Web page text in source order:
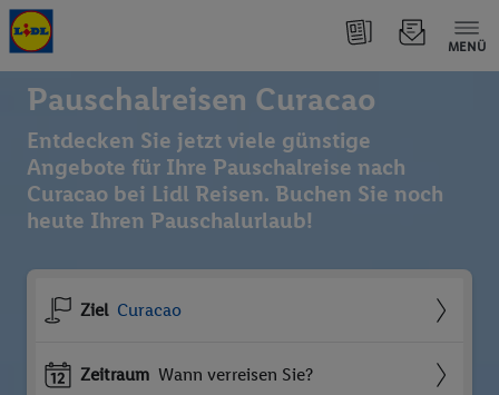
MENÜ
Pauschalreisen Curacao
Entdecken Sie jetzt viele günstige
Angebote für Ihre Pauschalreise nach
Curacao bei Lidl Reisen. Buchen Sie noch
heute Ihren Pauschalurlaub!
Ziel Curacao
Zeitraum Wann verreisen Sie?